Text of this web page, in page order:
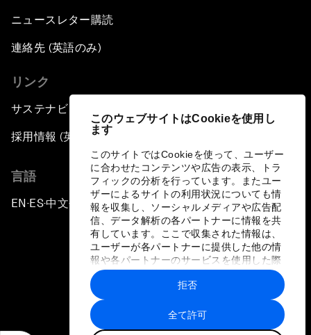
このウェブサイトはCookieを使用し
ます
このサイトではCookieを使って、ユーザー
に合わせたコンテンツや広告の表示、トラ
フィックの分析を行っています。またユー
ザーによるサイトの利用状況についても情
報を収集し、ソーシャルメディアや広告配
信、データ解析の各パートナーに情報を共
有しています。ここで収集された情報は、
ユーザーが各パートナーに提供した他の情
報や各パートナーのサービスを使用した際
に収集された情報と組み合わされ、各パー
トナーによって使用されることがありま
す。
全て許可
拒否
ニュースレター購読
連絡先 (英語のみ)
リンク
サステナビリティへの取り組み
採用情報 (英語のみ)
言語
EN ▪ES▪中文▪ 日本語
プライバシーポリシーと利用規約
サイトマップ